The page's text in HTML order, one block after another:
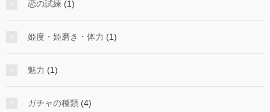
恋の試練 (1)
姫度・姫磨き・体力 (1)
魅力 (1)
ガチャの種類 (4)